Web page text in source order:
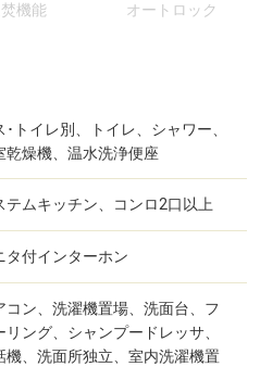
機能 オートロック
･トイレ別、トイレ、シャワー、
乾燥機、温水洗浄便座
テムキッチン、コンロ2口以上
タ付インターホン
コン、洗濯機置場、洗面台、フ
リング、シャンプードレッサ、
機、洗面所独立、室内洗濯機置